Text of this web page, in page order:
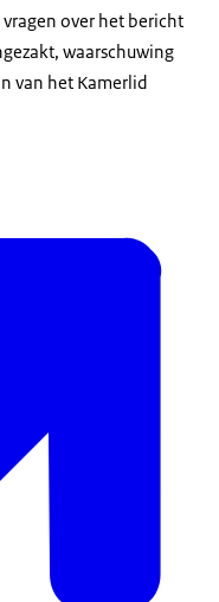
over het bericht
waarschuwing
van het Kamerlid